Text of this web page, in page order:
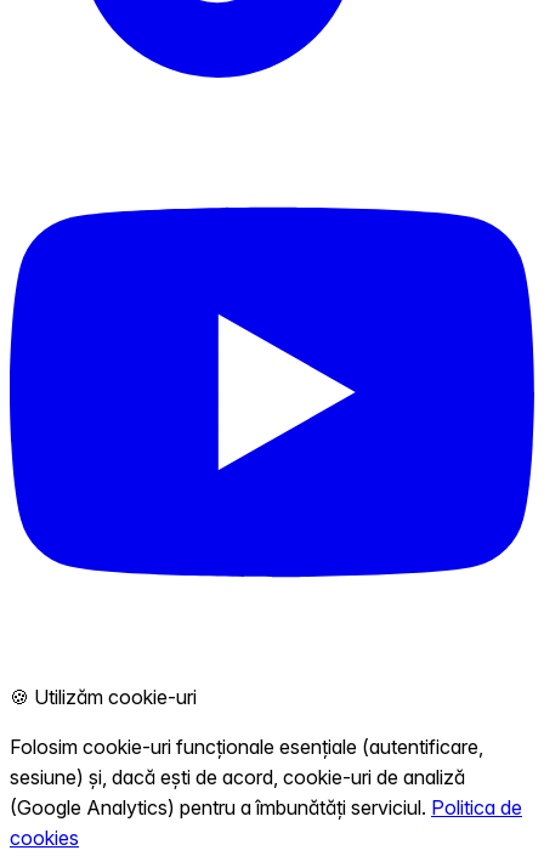
🍪 Utilizăm cookie-uri
Folosim cookie-uri funcționale esențiale (autentificare,
sesiune) și, dacă ești de acord, cookie-uri de analiză
(Google Analytics) pentru a îmbunătăți serviciul. Politica de
cookies